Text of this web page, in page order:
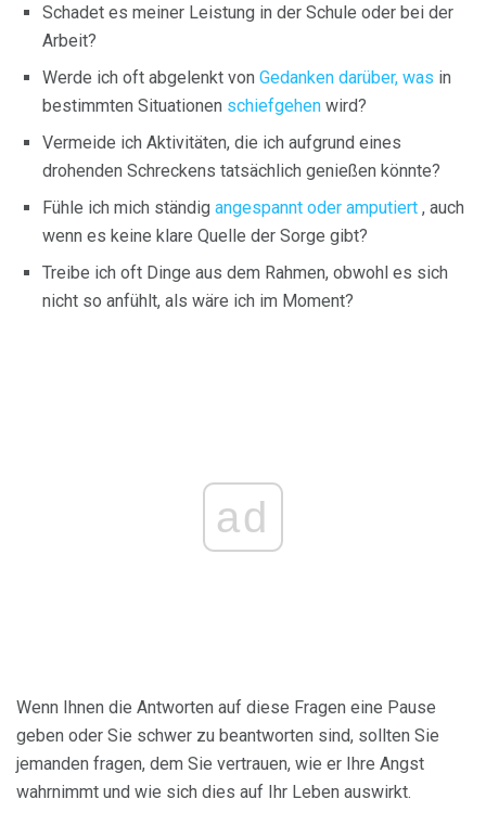
Schadet es meiner Leistung in der Schule oder bei der
Arbeit?
Werde ich oft abgelenkt von Gedanken darüber, was in
bestimmten Situationen schiefgehen wird?
Vermeide ich Aktivitäten, die ich aufgrund eines
drohenden Schreckens tatsächlich genießen könnte?
Fühle ich mich ständig angespannt oder amputiert , auch
wenn es keine klare Quelle der Sorge gibt?
Treibe ich oft Dinge aus dem Rahmen, obwohl es sich
nicht so anfühlt, als wäre ich im Moment?
ad
Wenn Ihnen die Antworten auf diese Fragen eine Pause
geben oder Sie schwer zu beantworten sind, sollten Sie
jemanden fragen, dem Sie vertrauen, wie er Ihre Angst
wahrnimmt und wie sich dies auf Ihr Leben auswirkt.